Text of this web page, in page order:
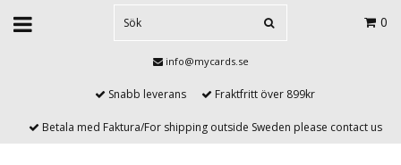
0
info@mycards.se
Snabb leverans Fraktfritt över 899kr
Betala med Faktura/For shipping outside Sweden please contact us